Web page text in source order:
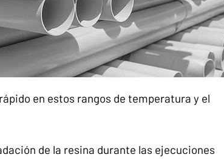
en estos rangos de temperatura y el
de la resina durante las ejecuciones